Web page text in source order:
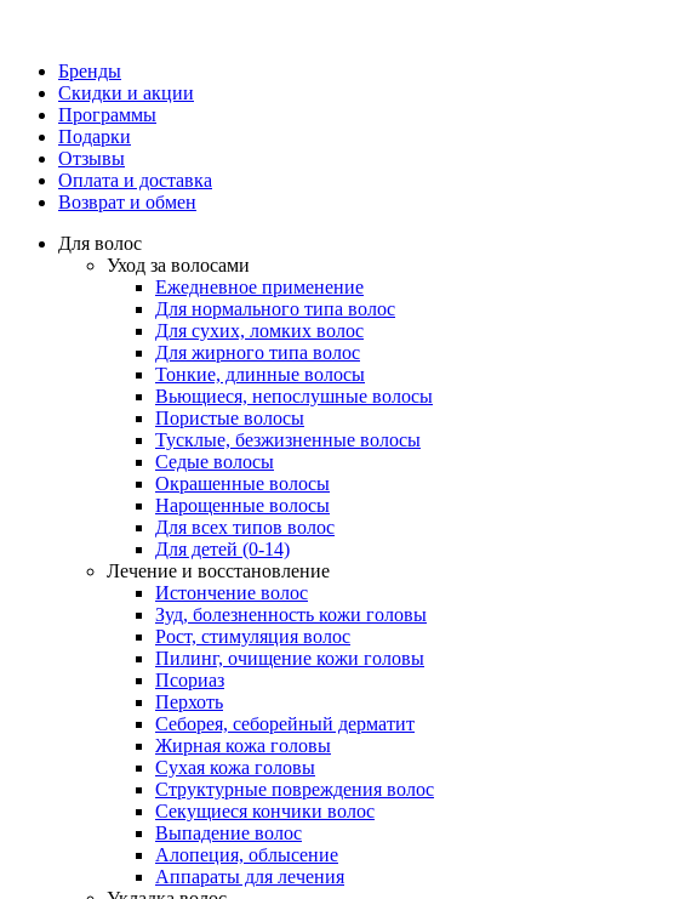
Бренды
Скидки и акции
Программы
Подарки
Отзывы
Оплата и доставка
Возврат и обмен
Для волос
Уход за волосами
Ежедневное применение
Для нормального типа волос
Для сухих, ломких волос
Для жирного типа волос
Тонкие, длинные волосы
Вьющиеся, непослушные волосы
Пористые волосы
Тусклые, безжизненные волосы
Седые волосы
Окрашенные волосы
Нарощенные волосы
Для всех типов волос
Для детей (0-14)
Лечение и восстановление
Истончение волос
Зуд, болезненность кожи головы
Рост, стимуляция волос
Пилинг, очищение кожи головы
Псориаз
Перхоть
Себорея, себорейный дерматит
Жирная кожа головы
Сухая кожа головы
Структурные повреждения волос
Секущиеся кончики волос
Выпадение волос
Алопеция, облысение
Аппараты для лечения